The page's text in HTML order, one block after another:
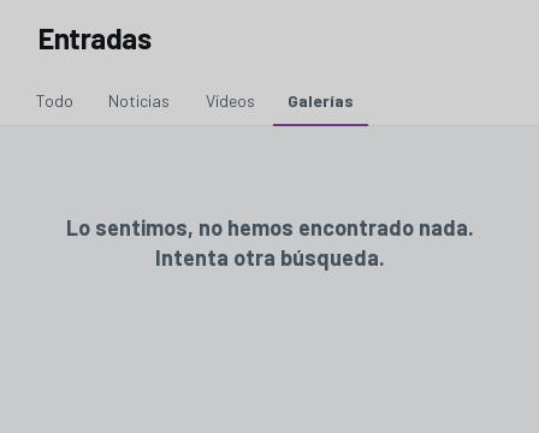
Entradas
Todo Noticias Vídeos Galerías
Lo sentimos, no hemos encontrado nada.
Intenta otra búsqueda.